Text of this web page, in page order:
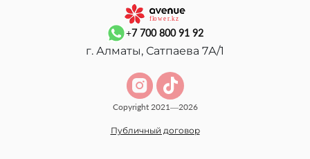
+7 700 800 91 92
г. Алматы, Сатпаева 7А/1
Copyright 2021—2026
Публичный договор